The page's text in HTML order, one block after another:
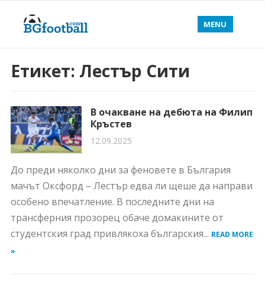
MENU
Етикет: Лестър Сити
В очакване на дебюта на Филип
Кръстев
12.09.2025
До преди няколко дни за феновете в България
мачът Оксфорд – Лестър едва ли щеше да направи
особено впечатление. В последните дни на
трансферния прозорец обаче домакините от
студентския град привлякоха българския... READ MORE
»